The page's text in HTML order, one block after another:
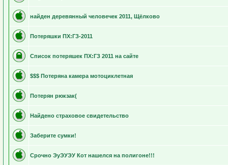
найден деревянный человечек 2011, Щёлково
Потеряшки ПХ:ГЗ-2011
Список потеряшек ПХ:ГЗ 2011 на сайте
$$$ Потеряна камера мотоциклетная
Потерян рюкзак(
Найдено страховое свидетельство
Заберите сумки!
Срочно ЭуЭУЭУ Кот нашелся на полигоне!!!